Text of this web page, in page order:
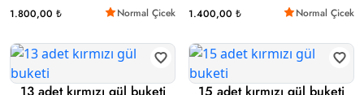
1.800,00 ₺ Normal Çicek 1.400,00 ₺ Normal Çicek